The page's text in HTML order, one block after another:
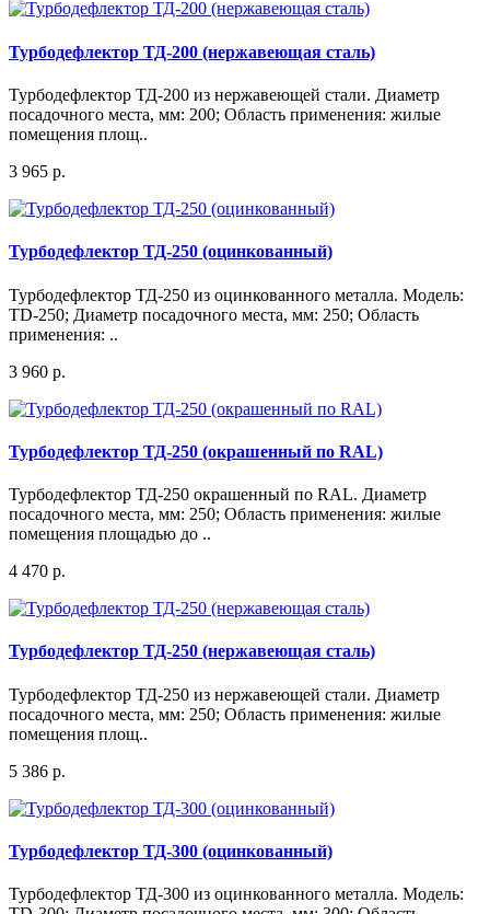
Турбодефлектор ТД-200 (нержавеющая сталь)
Турбодефлектор ТД-200 из нержавеющей стали. Диаметр
посадочного места, мм: 200; Область применения: жилые
помещения площ..
3 965 р.
Турбодефлектор ТД-250 (оцинкованный)
Турбодефлектор ТД-250 из оцинкованного металла. Модель:
TD-250; Диаметр посадочного места, мм: 250; Область
применения: ..
3 960 р.
Турбодефлектор ТД-250 (окрашенный по RAL)
Турбодефлектор ТД-250 окрашенный по RAL. Диаметр
посадочного места, мм: 250; Область применения: жилые
помещения площадью до ..
4 470 р.
Турбодефлектор ТД-250 (нержавеющая сталь)
Турбодефлектор ТД-250 из нержавеющей стали. Диаметр
посадочного места, мм: 250; Область применения: жилые
помещения площ..
5 386 р.
Турбодефлектор ТД-300 (оцинкованный)
Турбодефлектор ТД-300 из оцинкованного металла. Модель: